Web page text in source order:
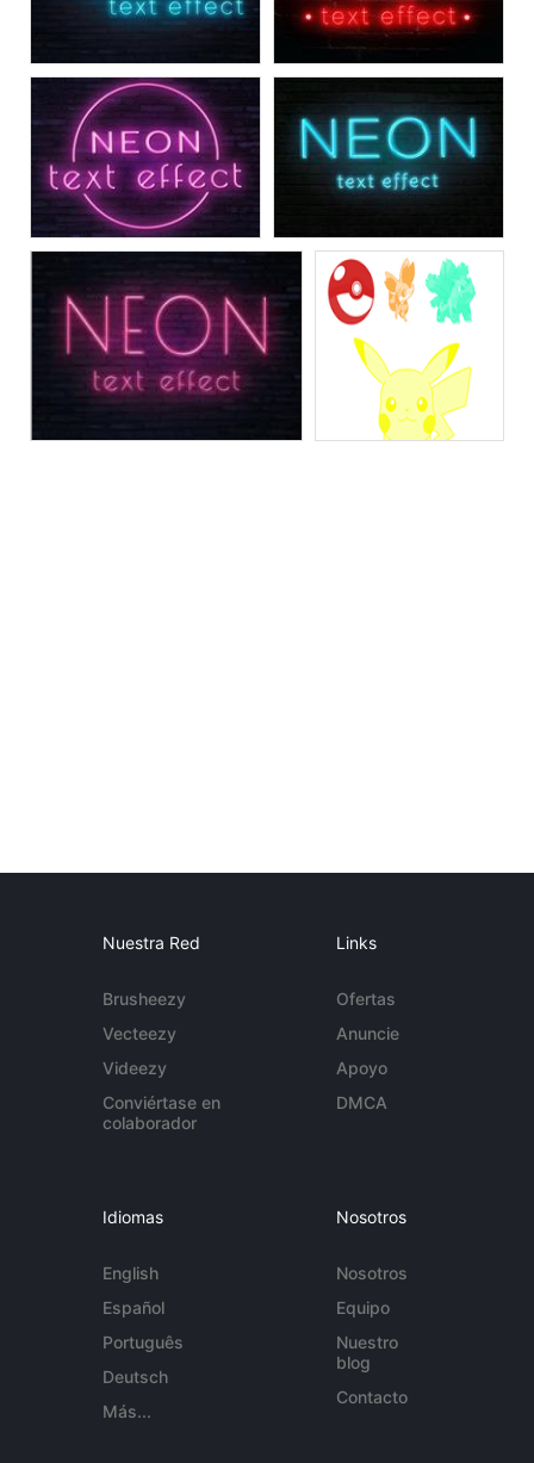
Nuestra Red
Brusheezy
Vecteezy
Videezy
Conviértase en
colaborador
Links
Ofertas
Anuncie
Apoyo
DMCA
Idiomas
English
Español
Português
Deutsch
Más...
Nosotros
Nosotros
Equipo
Nuestro
blog
Contacto